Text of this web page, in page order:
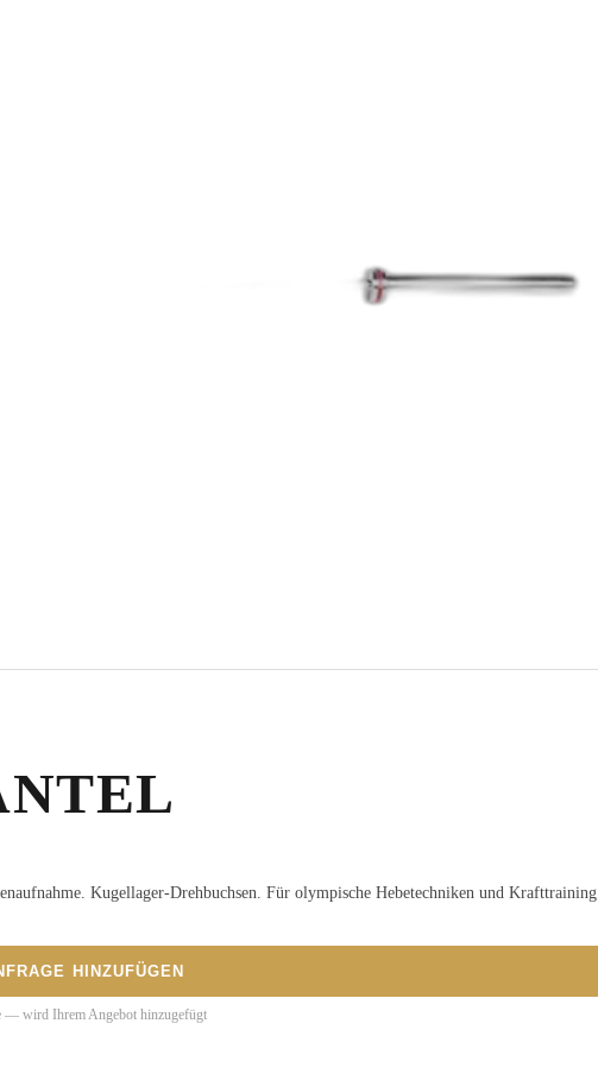
Kugellager-Drehbuchsen. Für olympische Hebetechniken und Krafttraining.
HINZUFÜGEN
— wird Ihrem Angebot hinzugefügt